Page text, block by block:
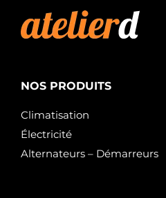
NOS PRODUITS
Climatisation
Électricité
Alternateurs – Démarreurs